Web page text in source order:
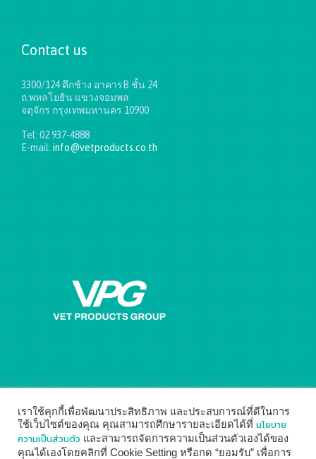
Contact us
3300/124 ตึกช้าง อาคารB ชั้น 24
ถ.พหลโยธิน แขวงจอมพล
จตุจักร กรุงเทพมหานคร 10900
Tel: 02 937-4888
E-mail: info@vetproducts.co.th
เราใช้คุกกี้เพื่อพัฒนาประสิทธิภาพ และประสบการณ์ที่ดีในการ
ใช้เว็บไซต์ของคุณ คุณสามารถศึกษารายละเอียดได้ที่ นโยบาย
ความเป็นส่วนตัว และสามารถจัดการความเป็นส่วนตัวเองได้ของ
คุณได้เองโดยคลิกที่ Cookie Setting หรือกด “ยอมรับ” เพื่อการ